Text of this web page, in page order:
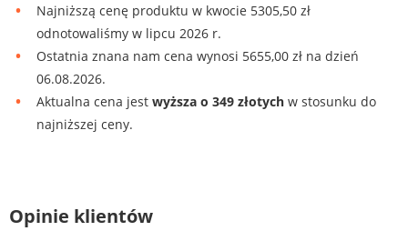
Najniższą cenę produktu w kwocie 5305,50 zł
odnotowaliśmy w lipcu 2026 r.
Ostatnia znana nam cena wynosi 5655,00 zł na dzień
06.08.2026.
Aktualna cena jest wyższa o 349 złotych w stosunku do
najniższej ceny.
Opinie klientów